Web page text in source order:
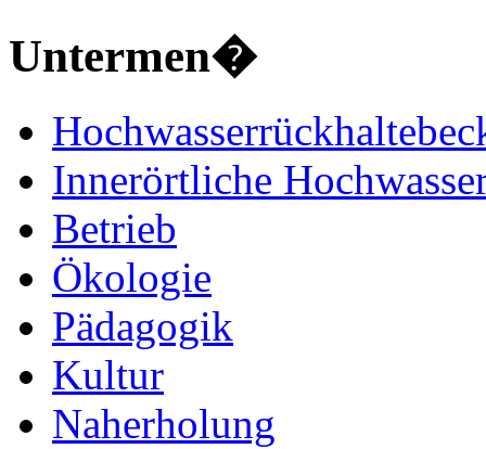
Untermen�
Innerörtliche
Betrieb
Ökologie
Pädagogik
Kultur
Naherholung